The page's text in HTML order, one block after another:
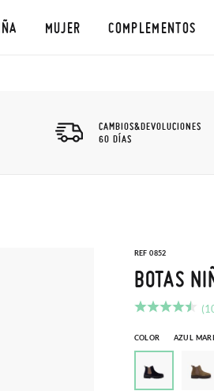
MUJER COMPLEMENTOS
CAMBIOS&DEVOLUCIONES
60 DÍAS
REF 0852
BOTAS
COLOR AZUL